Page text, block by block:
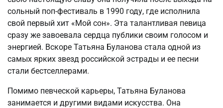
сольный поп-фестиваль в 1990 году, где исполнила
свой первый хит «Мой сон». Эта талантливая певица
сразу же завоевала сердца публики своим голосом и
энергией. Вскоре Татьяна Буланова стала одной из
самых ярких звезд российской эстрады и ее песни
стали бестселлерами.
Помимо певческой карьеры, Татьяна Буланова
занимается и другими видами искусства. Она